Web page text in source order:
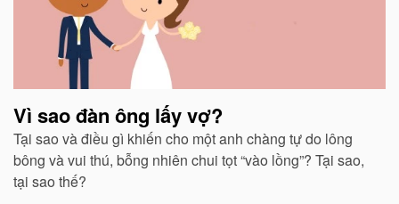
Vì sao đàn ông lấy vợ?
Tại sao và điều gì khiến cho một anh chàng tự do lông
bông và vui thú, bỗng nhiên chui tọt “vào lồng”? Tại sao,
tại sao thế?